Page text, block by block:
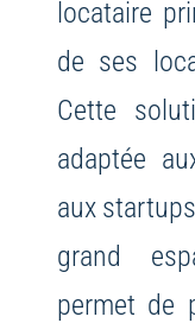
locataire
de ses
Cette
adaptée
aux
grand
permet de